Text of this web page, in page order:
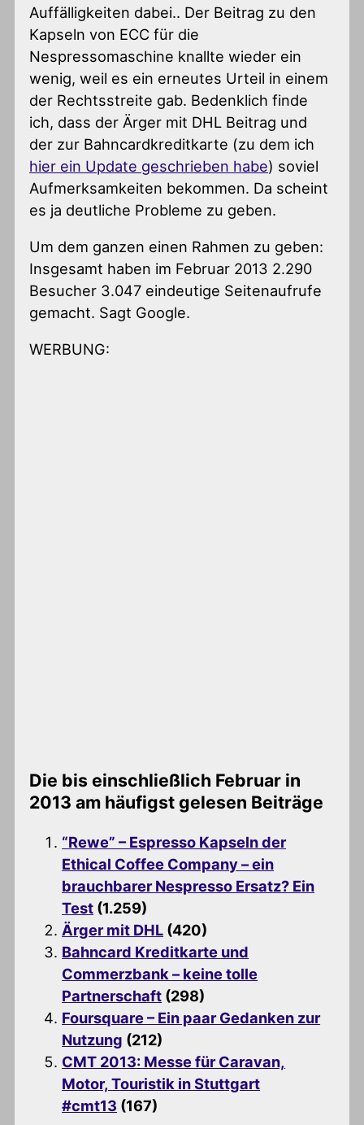
Auffälligkeiten dabei.. Der Beitrag zu den
Kapseln von ECC für die
Nespressomaschine knallte wieder ein
wenig, weil es ein erneutes Urteil in einem
der Rechtsstreite gab. Bedenklich finde
ich, dass der Ärger mit DHL Beitrag und
der zur Bahncardkreditkarte (zu dem ich
hier ein Update geschrieben habe) soviel
Aufmerksamkeiten bekommen. Da scheint
es ja deutliche Probleme zu geben.
Um dem ganzen einen Rahmen zu geben:
Insgesamt haben im Februar 2013 2.290
Besucher 3.047 eindeutige Seitenaufrufe
gemacht. Sagt Google.
WERBUNG:
Die bis einschließlich Februar in
2013 am häufigst gelesen Beiträge
“Rewe” – Espresso Kapseln der
Ethical Coffee Company – ein
brauchbarer Nespresso Ersatz? Ein
Test (1.259)
Ärger mit DHL (420)
Bahncard Kreditkarte und
Commerzbank – keine tolle
Partnerschaft (298)
Foursquare – Ein paar Gedanken zur
Nutzung (212)
CMT 2013: Messe für Caravan,
Motor, Touristik in Stuttgart
#cmt13 (167)